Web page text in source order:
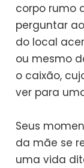
corpo rumo
perguntar
do local
ou mesmo
o caixão,
ver para
Seus
da mãe se
uma vida